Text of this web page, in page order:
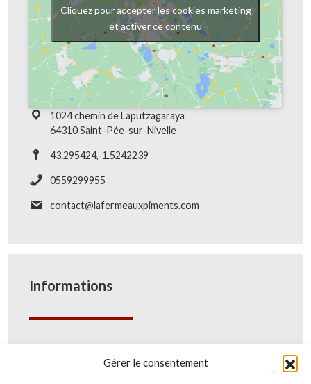
Gérer le consentement
Cliquez pour accepter les cookies marketing
et activer ce contenu
1024 chemin de Laputzagaraya
64310 Saint-Pée-sur-Nivelle
43.295424,-1.5242239
0559299955
contact@lafermeauxpiments.com
Informations
La Ferme Aux Piments